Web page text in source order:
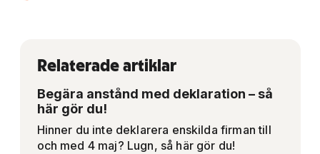
Relaterade artiklar
Begära anstånd med deklaration – så
här gör du!
Hinner du inte deklarera enskilda firman till
och med 4 maj? Lugn, så här gör du!